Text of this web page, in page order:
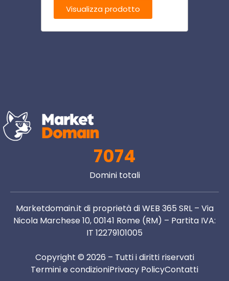
Visualizza prodotto
7074
Domini totali
Marketdomain.it di proprietà di WEB 365 SRL – Via
Nicola Marchese 10, 00141 Rome (RM) – Partita IVA:
IT 12279101005
Copyright © 2026 – Tutti i diritti riservati
Termini e condizioniPrivacy PolicyContatti